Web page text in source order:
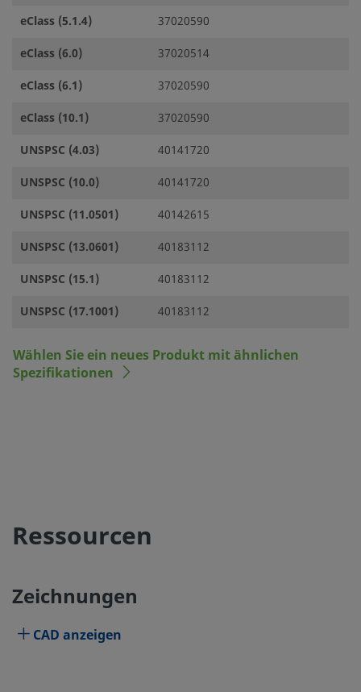
eClass (5.1.4)
37020590
eClass (6.0)
37020514
eClass (6.1)
37020590
eClass (10.1)
37020590
UNSPSC (4.03)
40141720
UNSPSC (10.0)
40141720
UNSPSC (11.0501)
40142615
UNSPSC (13.0601)
40183112
UNSPSC (15.1)
40183112
UNSPSC (17.1001)
40183112
Wählen Sie ein neues Produkt mit ähnlichen
Spezifikationen
Ressourcen
Zeichnungen
CAD anzeigen